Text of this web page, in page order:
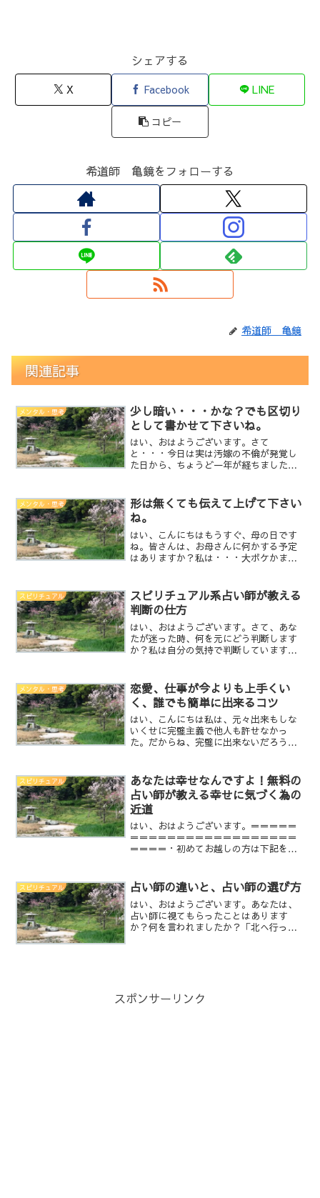
シェアする
X Facebook LINE
コピー
希道師 亀鏡をフォローする
希道師 亀鏡
関連記事
メンタル・思考
少し暗い・・・かな？でも区切り
として書かせて下さいね。
はい、おはようございます。さて
と・・・今日は実は汚嫁の不倫が発覚し
た日から、ちょうど一年が経ちました。1
えるほど一日が長く感じていました。も
う、頭の中が正常じゃなく、じ...
メンタル・思考
形は無くても伝えて上げて下さい
ね。
はい、こんにちはもうすぐ、母の日です
ね。皆さんは、お母さんに何かする予定
はありますか？私は・・・大ボケかまし
ったんですよねぇ(笑)喜んでくれたので良
しとしてます。...
スピリチュアル
スピリチュアル系占い師が教える
判断の仕方
はい、おはようございます。さて、あな
たが迷った時、何を元にどう判断します
か？私は自分の気持で判断しています。
の行動をして成功したいって気持ちがあ
るから失敗したくないと思...
メンタル・思考
恋愛、仕事が今よりも上手くい
く、誰でも簡単に出来るコツ
はい、こんにちは私は、元々出来もしな
いくせに完璧主義で他人も許せなかっ
た。だからね、完璧に出来ないだろうと
から、心も身体も何もかも疲れてしまっ
た。今もまだ、少しその基質...
スピリチュアル
あなたは幸せなんですよ！無料の
占い師が教える幸せに気づく為の
近道
はい、おはようございます。＝＝＝＝＝
＝＝＝＝＝＝＝＝＝＝＝＝＝＝＝＝＝＝
＝＝＝＝・初めてお越しの方は下記をご
当たるも八卦当たらぬも八卦○占いの料
金は完全無料です。○亀...
スピリチュアル 占い師の違いと、占い師の選び方
はい、おはようございます。あなたは、
占い師に視てもらったことはあります
か？何を言われましたか？「北へ行って
スポンサーリンク